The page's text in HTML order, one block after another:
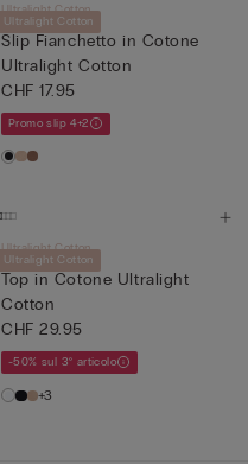
Ultralight Cotton
Ultralight Cotton
Slip Fianchetto in Cotone
Ultralight Cotton
CHF 17.95
Promo slip 4+2
Ultralight Cotton
Ultralight Cotton
Top in Cotone Ultralight
Cotton
CHF 29.95
-50% sul 3° articolo
+3